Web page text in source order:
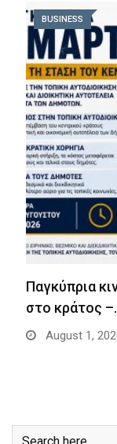
BUSINESS
Παγκύπρια
στο κράτος –…
August 1, 2026